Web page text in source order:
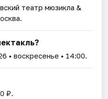
театр мюзикла &
• воскресенье • 14:00.
₽.